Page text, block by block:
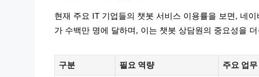
현재 주요 IT 기업들의 챗봇 서비스 이용률을 보면, 네
가 수백만 명에 달하며, 이는 챗봇 상담원의 중요성을
구분 필요 역량 주요 업무